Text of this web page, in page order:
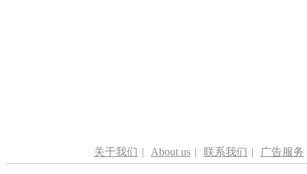
关于我们 | About us | 联系我们 | 广告服务